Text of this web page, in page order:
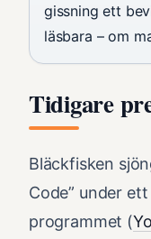
gissning ett
läsbara – om
Tidigare
Bläckfisken
Code” under
programmet (